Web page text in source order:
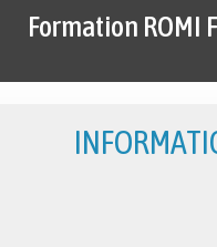
Formation ROMI